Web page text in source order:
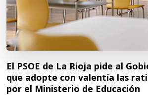
El PSOE de La Rioja pide al
que adopte con valentía las
por el Ministerio de Educación